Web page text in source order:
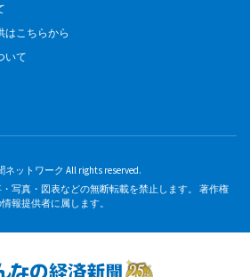
はこちらから
いて
ネットワーク All rights reserved.
写真・図表などの無断転載を禁止します。 著作権
報提供者に属します。